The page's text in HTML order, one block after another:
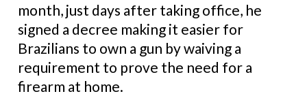
month, just days after taking office, he
signed a decree making it easier for
Brazilians to own a gun by waiving a
requirement to prove the need for a
firearm at home.